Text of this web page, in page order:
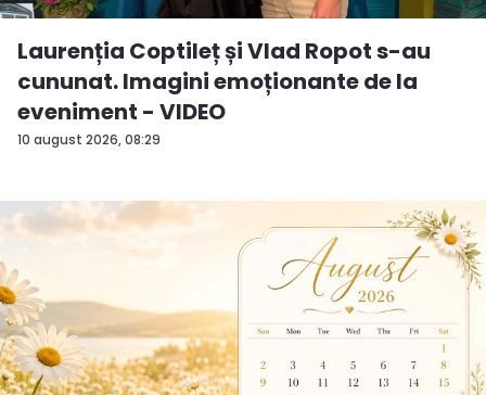
10 august 2026, 08:29
Laurenția Coptileț și Vlad Ropot s-au
cununat. Imagini emoționante de la
eveniment - VIDEO